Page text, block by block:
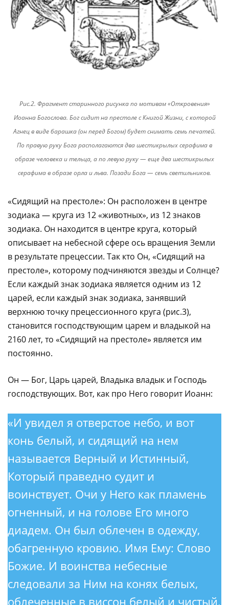
Рис.2. Фрагмент старинного рисунка по мотивам «Откровения»
Иоанна Богослова. Бог сидит на престоле с Книгой Жизни, с которой
Агнец в виде барашка (он перед Богом) будет снимать семь печатей.
По правую руку Бога располагаются два шестикрылых серафима в
образе человека и тельца, а по левую руку — еще два шестикрылых
серафима в образе орла и льва. Позади Бога — семь светильников.
«Сидящий на престоле»: Он расположен в центре
зодиака — круга из 12 «животных», из 12 знаков
зодиака. Он находится в центре круга, который
описывает на небесной сфере ось вращения Земли
в результате прецессии. Так кто Он, «Сидящий на
престоле», которому подчиняются звезды и Солнце?
Если каждый знак зодиака является одним из 12
царей, если каждый знак зодиака, занявший
верхнюю точку прецессионного круга (рис.3),
становится господствующим царем и владыкой на
2160 лет, то «Сидящий на престоле» является им
постоянно.
Он — Бог, Царь царей, Владыка владык и Господь
господствующих. Вот, как про Него говорит Иоанн:
«И увидел я отверстое небо, и вот
конь белый, и сидящий на нем
называется Верный и Истинный,
Который праведно судит и
воинствует. Очи у Него как пламень
огненный, и на голове Его много
диадем. Он был облечен в одежду,
обагренную кровию. Имя Ему: Слово
Божие. И воинства небесные
следовали за Ним на конях белых,
облеченные в виссон белый и чистый.